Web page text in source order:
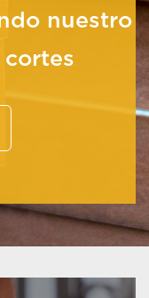
nuestro